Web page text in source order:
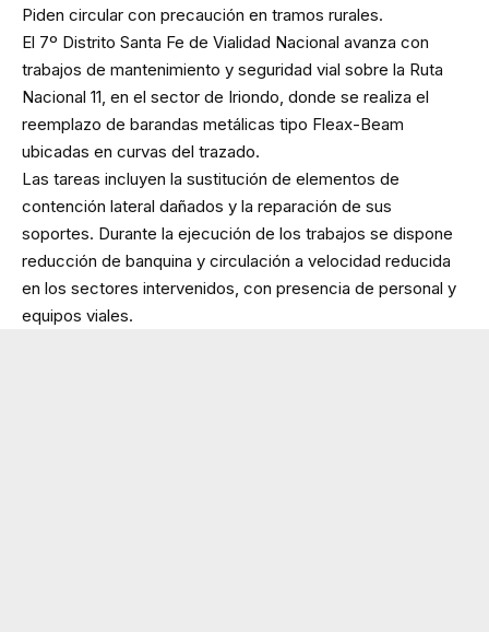
Piden circular con precaución en tramos rurales.
El 7º Distrito Santa Fe de Vialidad Nacional avanza con
trabajos de mantenimiento y seguridad vial sobre la Ruta
Nacional 11, en el sector de Iriondo, donde se realiza el
reemplazo de barandas metálicas tipo Fleax-Beam
ubicadas en curvas del trazado.
Las tareas incluyen la sustitución de elementos de
contención lateral dañados y la reparación de sus
soportes. Durante la ejecución de los trabajos se dispone
reducción de banquina y circulación a velocidad reducida
en los sectores intervenidos, con presencia de personal y
equipos viales.